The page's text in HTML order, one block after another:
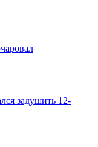
задушить 12-